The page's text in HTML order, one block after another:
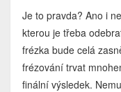
Je to pravda? Ano i
kterou je třeba
frézka bude celá
frézování trvat
finální výsledek.